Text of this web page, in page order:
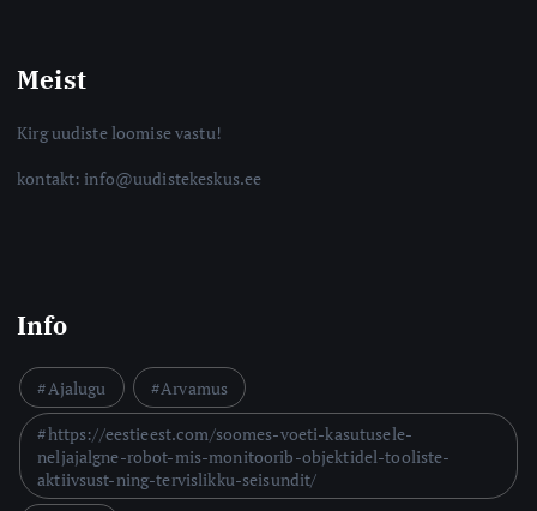
Meist
Kirg uudiste loomise vastu!
kontakt: info@uudistekeskus.ee
Info
Ajalugu
Arvamus
https://eestieest.com/soomes-voeti-kasutusele-
neljajalgne-robot-mis-monitoorib-objektidel-tooliste-
aktiivsust-ning-tervislikku-seisundit/